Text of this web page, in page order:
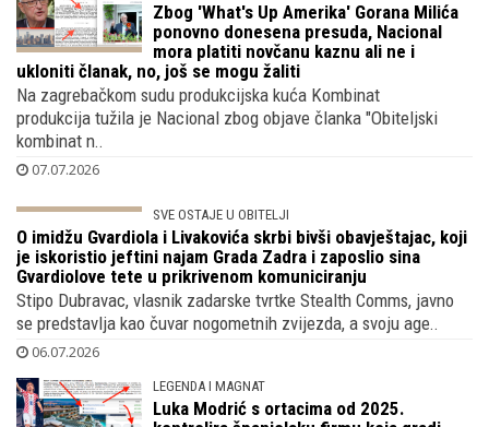
Zbog 'What's Up Amerika' Gorana Milića
ponovno donesena presuda, Nacional
mora platiti novčanu kaznu ali ne i
ukloniti članak, no, još se mogu žaliti
Na zagrebačkom sudu produkcijska kuća Kombinat
produkcija tužila je Nacional zbog objave članka "Obiteljski
kombinat n..
07.07.2026
SVE OSTAJE U OBITELJI
O imidžu Gvardiola i Livakovića skrbi bivši
obavještajac, koji je iskoristio jeftini
najam Grada Zadra i zaposlio sina
Gvardiolove tete u prikrivenom komuniciranju
Stipo Dubravac, vlasnik zadarske tvrtke Stealth Comms, javno
se predstavlja kao čuvar nogometnih zvijezda, a svoju age..
LEGENDA I MAGNAT